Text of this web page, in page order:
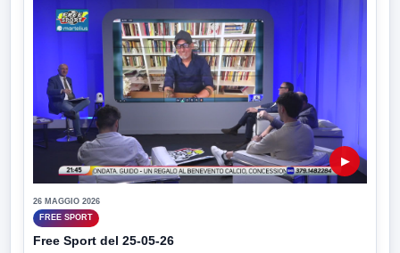
▶
26 MAGGIO 2026
FREE SPORT
Free Sport del 25-05-26